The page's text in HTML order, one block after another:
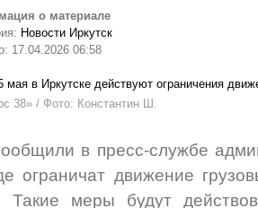
о материале
Новости Иркутск
17.04.2026 06:58
38» / Фото: Константин Ш.
в пресс-службе
ограничат движение
Такие меры будут